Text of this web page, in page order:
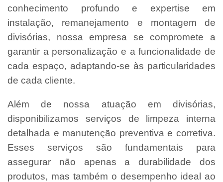
conhecimento profundo e expertise em
instalação, remanejamento e montagem de
divisórias, nossa empresa se compromete a
garantir a personalização e a funcionalidade de
cada espaço, adaptando-se às particularidades
de cada cliente.
Além de nossa atuação em divisórias,
disponibilizamos serviços de limpeza interna
detalhada e manutenção preventiva e corretiva.
Esses serviços são fundamentais para
assegurar não apenas a durabilidade dos
produtos, mas também o desempenho ideal ao